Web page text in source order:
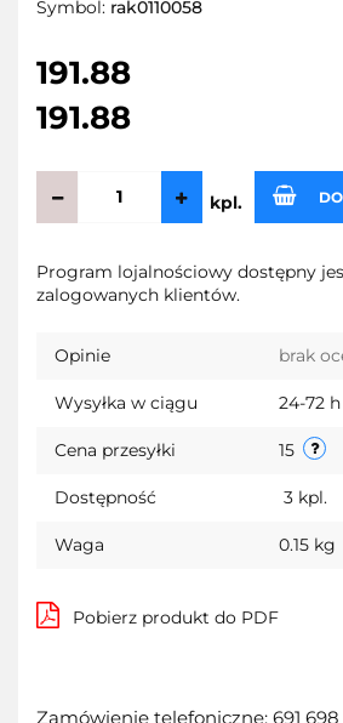
Symbol: rak0110058
191.88
191.88
kpl.
Program lojalnościowy dostępny
zalogowanych klientów.
Opinie brak
Wysyłka w ciągu 24-72 h
Cena przesyłki 15
Dostępność 3 kpl.
Waga 0.15 kg
Pobierz produkt do PDF
Zamówienie telefoniczne: 691 698